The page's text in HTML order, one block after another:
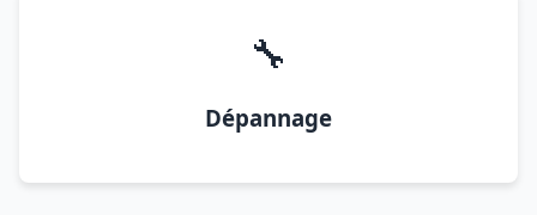
🔧
Dépannage